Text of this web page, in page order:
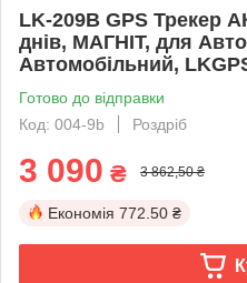
LK-209B GPS Трекер
днів, МАГНІТ, для
Автомобільний,
Готово до відправки
Код: 004-9b
Роздріб
3 090 ₴ 3 862,50 ₴
Економія 772.50 ₴